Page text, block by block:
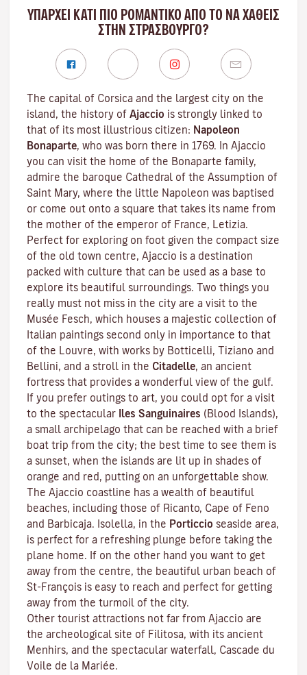
ΥΠΑΡΧΕΙ ΚΑΤΙ ΠΙΟ ΡΟΜΑΝΤΙΚΟ ΑΠΟ ΤΟ ΝΑ ΧΑΘΕΙΣ
ΣΤΗΝ ΣΤΡΑΣΒΟΎΡΓΟ?
The capital of Corsica and the largest city on the
island, the history of Ajaccio is strongly linked to
that of its most illustrious citizen: Napoleon
Bonaparte, who was born there in 1769. In Ajaccio
you can visit the home of the Bonaparte family,
admire the baroque Cathedral of the Assumption of
Saint Mary, where the little Napoleon was baptised
or come out onto a square that takes its name from
the mother of the emperor of France, Letizia.
Perfect for exploring on foot given the compact size
of the old town centre, Ajaccio is a destination
packed with culture that can be used as a base to
explore its beautiful surroundings. Two things you
really must not miss in the city are a visit to the
Musée Fesch, which houses a majestic collection of
Italian paintings second only in importance to that
of the Louvre, with works by Botticelli, Tiziano and
Bellini, and a stroll in the Citadelle, an ancient
fortress that provides a wonderful view of the gulf.
If you prefer outings to art, you could opt for a visit
to the spectacular Iles Sanguinaires (Blood Islands),
a small archipelago that can be reached with a brief
boat trip from the city; the best time to see them is
a sunset, when the islands are lit up in shades of
orange and red, putting on an unforgettable show.
The Ajaccio coastline has a wealth of beautiful
beaches, including those of Ricanto, Cape of Feno
and Barbicaja.
Isolella, in the Porticcio seaside area,
is perfect for a refreshing plunge before taking the
plane home. If on the other hand you want to get
away from the centre, the beautiful urban beach of
St-François is easy to reach and perfect for getting
away from the turmoil of the city.
Other tourist attractions not far from Ajaccio are
the archeological site of Filitosa, with its ancient
Menhirs, and the spectacular waterfall, Cascade du
Voile de la Mariée.